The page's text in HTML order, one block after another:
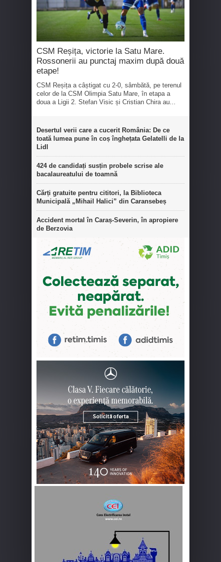
CSM Reșița, victorie la Satu Mare.
Rossonerii au punctaj maxim după două
etape!
CSM Reșița a câștigat cu 2-0, sâmbătă, pe terenul
celor de la CSM Olimpia Satu Mare, în etapa a
doua a Ligii 2. Stefan Visic și Cristian Chira au...
Desertul verii care a cucerit România: De ce
toată lumea pune în coș înghețata Gelatelli de la
Lidl
424 de candidați susțin probele scrise ale
bacalaureatului de toamnă
Cărți gratuite pentru cititori, la Biblioteca
Municipală „Mihail Halici” din Caransebeș
Accident mortal în Caraș-Severin, în apropiere
de Berzovia